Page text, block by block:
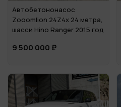
Автобетононасос
Zooomlion 24Z4x 24 метра,
шасси Hino Ranger 2015 год
9 500 000 ₽